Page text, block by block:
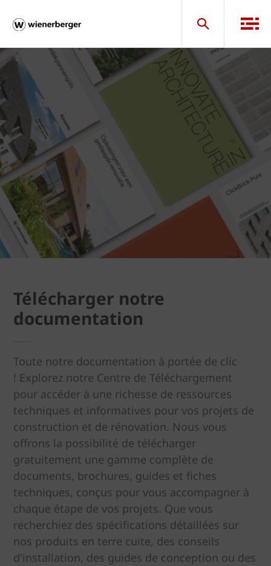
Télécharger notre
documentation
Toute notre documentation à portée de clic
! Explorez notre Centre de Téléchargement
pour accéder à une richesse de ressources
techniques et informatives pour vos projets de
construction et de rénovation. Nous vous
offrons la possibilité de télécharger
gratuitement une gamme complète de
documents, brochures, guides et fiches
techniques, conçus pour vous accompagner à
chaque étape de vos projets. Que vous
recherchiez des spécifications détaillées sur
nos produits en terre cuite, des conseils
d'installation, des guides de conception ou des